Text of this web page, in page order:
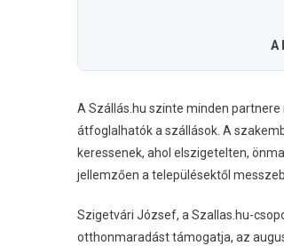
A
A Szállás.hu szinte minden
átfoglalhatók a szállások. A
keressenek, ahol elszigetelten,
jellemzően a településektől
Szigetvári József, a Szallas.hu-
otthonmaradást támogatja, az